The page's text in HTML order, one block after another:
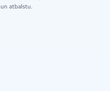
un atbalstu.